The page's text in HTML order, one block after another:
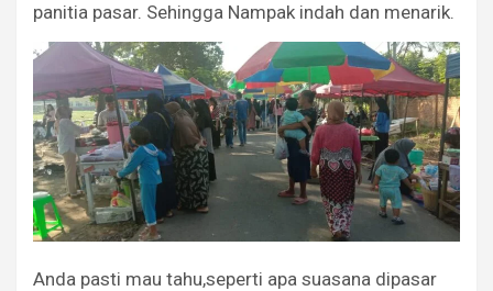
panitia pasar. Sehingga Nampak indah dan menarik.
Anda pasti mau tahu,seperti apa suasana dipasar